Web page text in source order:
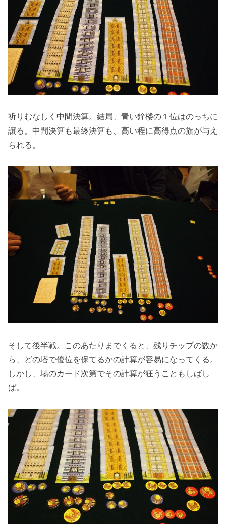
祈りむなしく中間決算。結局、青い鐘楼の１位はのっちに
譲る。中間決算も最終決算も、高い程に高得点の旗が与え
られる。
そして後半戦。このあたりまでくると、残りチップの数か
ら、どの塔で優位を保てるかの計算が容易になってくる。
しかし、場のカード次第でその計算が狂うこともしばし
ば。